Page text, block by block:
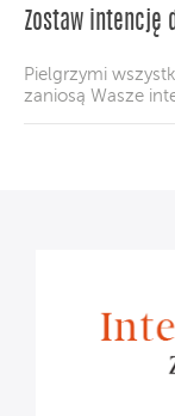
Zostaw intencję
Pielgrzymi
zaniosą Wasze